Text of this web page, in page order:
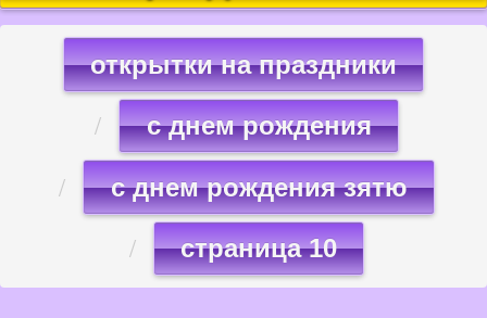
открытки на праздники
с днем рождения
с днем рождения зятю
страница 10